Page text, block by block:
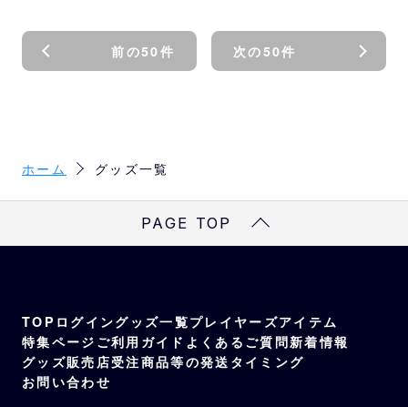
前の50件 次の50件
ホーム グッズ一覧
PAGE TOP
TOP ログイングッズ一覧プレイヤーズアイテム
特集ページ ご利用ガイド よくあるご質問新着情報
グッズ販売店受注商品等の発送タイミング
お問い合わせ